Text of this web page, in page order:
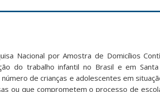
Nacional por Amostra de Domicílios
do trabalho infantil no Brasil e em
de crianças e adolescentes em
ou que comprometem o processo de